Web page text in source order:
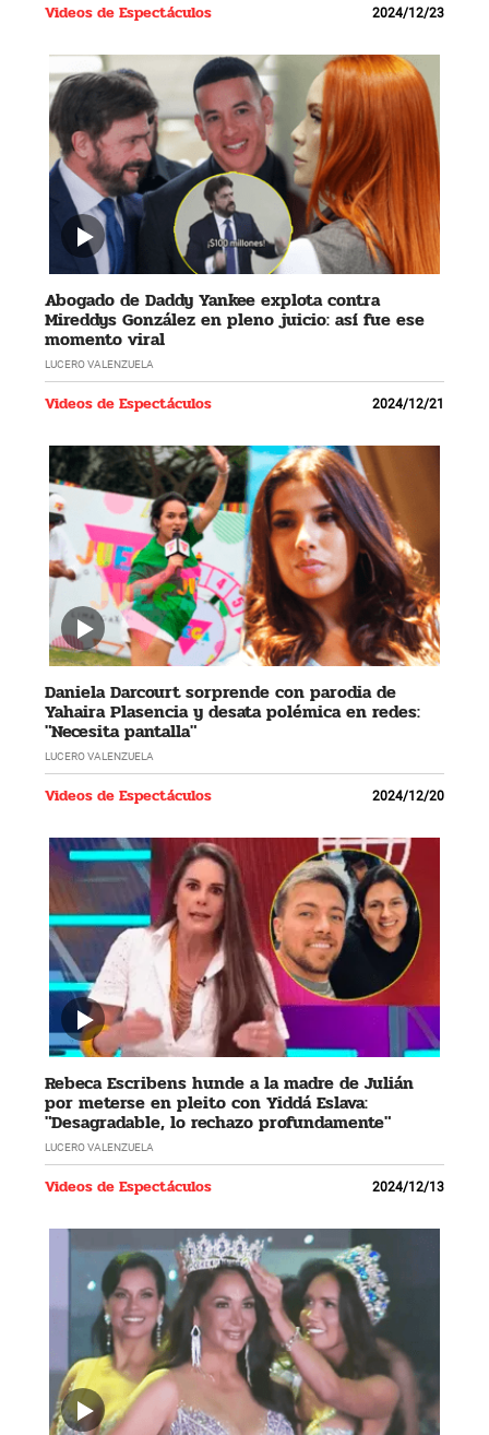
Videos de Espectáculos 2024/12/23
Abogado de Daddy Yankee explota contra
Mireddys González en pleno juicio: así fue ese
momento viral
LUCERO VALENZUELA
Videos de Espectáculos 2024/12/21
Daniela Darcourt sorprende con parodia de
Yahaira Plasencia y desata polémica en redes:
"Necesita pantalla"
LUCERO VALENZUELA
Videos de Espectáculos 2024/12/20
Rebeca Escribens hunde a la madre de Julián
por meterse en pleito con Yiddá Eslava:
"Desagradable, lo rechazo profundamente"
LUCERO VALENZUELA
Videos de Espectáculos 2024/12/13